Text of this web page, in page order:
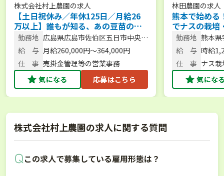
株式会社村上農園の求人
【土日祝休み／年休125日／月給26
万以上】誰もが知る、あの豆苗の会
社です！113億企業の成長を支える営
業事務
勤務地 広島県広島市佐伯区五日市中央4-
16-1
給 与 月給260,000円～364,000円
仕 事 売掛金管理等の営業事務
気になる
応募はこちら
林田農園の求人
熊本で始める
でナスの栽培
せんか？【
可】
勤務地 熊本
1
給 与 時給
仕 事 ナス
般
気にな
株式会社村上農園の求人に関する質問
この求人で募集している雇用形態は？